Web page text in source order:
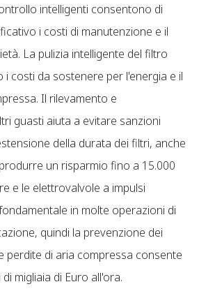
intelligenti consentono di
i costi di manutenzione e il
La pulizia intelligente del filtro
i costi da sostenere per l'energia e il
Il rilevamento e
guasti aiuta a evitare sanzioni
della durata dei filtri, anche
un risparmio fino a 15.000
e le elettrovalvole a impulsi
in molte operazioni di
quindi la prevenzione dei
perdite di aria compressa consente
migliaia di Euro all'ora.